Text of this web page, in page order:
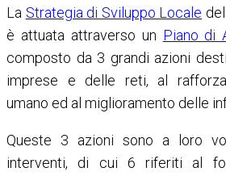
La Strategia di Sviluppo Locale
è attuata attraverso un Piano di
composto da 3 grandi azioni
imprese e delle reti, al
umano ed al miglioramento delle
Queste 3 azioni sono a loro
interventi, di cui 6 riferiti al